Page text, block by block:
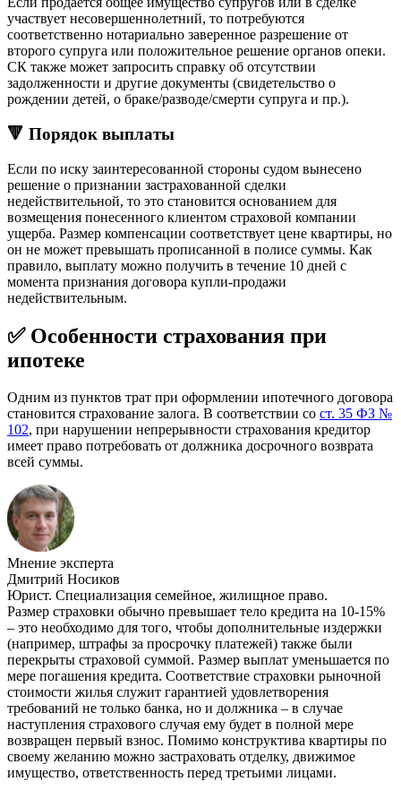
участвует несовершеннолетний, то потребуются
соответственно нотариально заверенное разрешение от
второго супруга или положительное решение органов опеки.
СК также может запросить справку об отсутствии
задолженности и другие документы (свидетельство о
рождении детей, о браке/разводе/смерти супруга и пр.).
🔻 Порядок выплаты
Если по иску заинтересованной стороны судом вынесено
решение о признании застрахованной сделки
недействительной, то это становится основанием для
возмещения понесенного клиентом страховой компании
ущерба. Размер компенсации соответствует цене квартиры, но
он не может превышать прописанной в полисе суммы. Как
правило, выплату можно получить в течение 10 дней с
момента признания договора купли-продажи
недействительным.
✅ Особенности страхования при
ипотеке
Одним из пунктов трат при оформлении ипотечного договора
становится страхование залога. В соответствии со ст. 35 ФЗ №
102, при нарушении непрерывности страхования кредитор
имеет право потребовать от должника досрочного возврата
всей суммы.
Мнение эксперта
Дмитрий Носиков
Юрист. Специализация семейное, жилищное право.
Размер страховки обычно превышает тело кредита на 10-15%
– это необходимо для того, чтобы дополнительные издержки
(например, штрафы за просрочку платежей) также были
перекрыты страховой суммой. Размер выплат уменьшается по
мере погашения кредита. Соответствие страховки рыночной
стоимости жилья служит гарантией удовлетворения
требований не только банка, но и должника – в случае
наступления страхового случая ему будет в полной мере
возвращен первый взнос. Помимо конструктива квартиры по
своему желанию можно застраховать отделку, движимое
имущество, ответственность перед третьими лицами.